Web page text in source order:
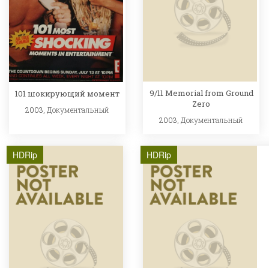
101 шокирующий момент
2003, Документальный
9/11 Memorial from Ground
Zero
2003, Документальный
HDRip HDRip